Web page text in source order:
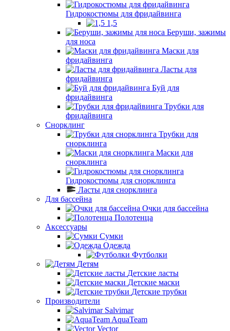
Гидрокостюмы для фридайвинга
1,5
Беруши, зажимы
для носа
Маски для
фридайвинга
Ласты для
фридайвинга
Буй для
фридайвинга
Трубки для
фридайвинга
Снорклинг
Трубки для
снорклинга
Маски для
снорклинга
Гидрокостюмы для снорклинга
Ласты для снорклинга
Для бассейна
Очки для бассейна
Полотенца
Аксессуары
Сумки
Одежда
Футболки
Детям
Детские ласты
Детские маски
Детские трубки
Производители
Salvimar
AquaTeam
Vector